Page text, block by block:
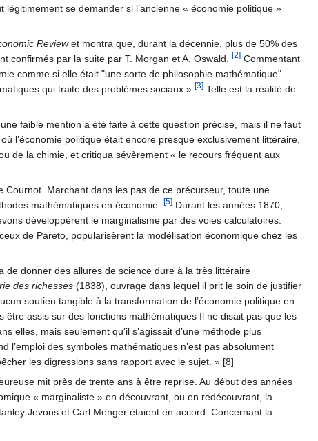
se demander si l’ancienne « économie politique »
Reviewet montra que, durant la décennie, plus de 50% des
confirmés par la suite par T. Morgan et A. Oswald. [2] Commentant
comme si elle était "une sorte de philosophie mathématique".
qui traite des problèmes sociaux » [3] Telle est la réalité de
faible mention a été faite à cette question précise, mais il ne faut
l’économie politique était encore presque exclusivement littéraire,
de la chimie, et critiqua sévèrement « le recours fréquent aux
Cournot. Marchant dans les pas de ce précurseur, toute une
mathématiques en économie. [5] Durant les années 1870,
développèrent le marginalisme par des voies calculatoires.
de Pareto, popularisèrent la modélisation économique chez les
de donner des allures de science dure à la très littéraire
des richesses (1838), ouvrage dans lequel il prit le soin de justifier
soutien tangible à la transformation de l’économie politique en
assis sur des fonctions mathématiques Il ne disait pas que les
elles, mais seulement qu’il s’agissait d’une méthode plus
l’emploi des symboles mathématiques n’est pas absolument
les digressions sans rapport avec le sujet. » [8]
mit près de trente ans à être reprise. Au début des années
« marginaliste » en découvrant, ou en redécouvrant, la
Jevons et Carl Menger étaient en accord. Concernant la